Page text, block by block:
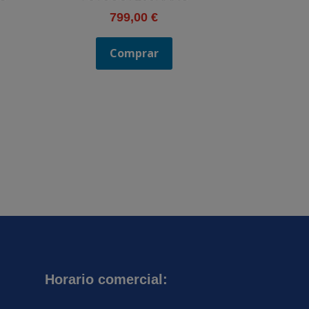
799,00€
Comprar
Horario comercial: